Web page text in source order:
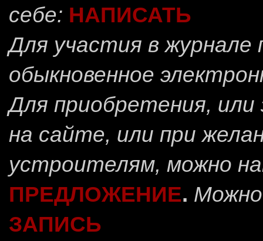
себе: НАПИСАТЬ
Для участия в
обыкновенное
Для приобретения, или
на сайте, или при
устроителям, можно
ПРЕДЛОЖЕНИЕ.
ЗАПИСЬ